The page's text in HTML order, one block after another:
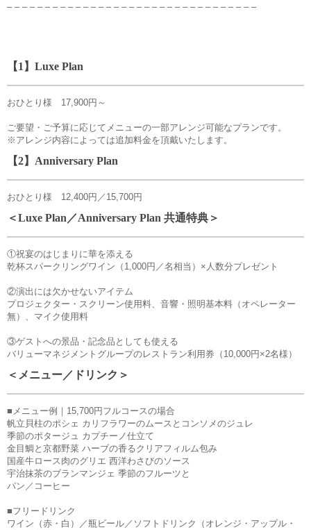
– – – – – – – – – – – – – – – – – – – – – – – – – – – – – – – – –
【1】Luxe Plan
おひとり様 17,900円～
ご要望・ご予算に応じてメニューの一部アレンジ可能なプランです。
※アレンジ内容によっては追加料金を頂戴いたします。
【2】Anniversary Plan
おひとり様 12,400円／15,700円
＜Luxe Plan／Anniversary Plan 共通特典＞
①祝宴のはじまりに華を添える
乾杯スパークリングワイン（1,000円／名相当）×人数分プレゼント
②演出には欠かせないアイテム
プロジェクター・スクリーン使用料、音響・照明基本料（オペレーター
無）、マイク使用料
③ゲストへの景品・記念品としても使える
バリューマネジメントグループのレストラン利用券（10,000円×2名様）
＜メニュー／ドリンク＞
■メニュー例｜15,700円フルコースの場合
帆立貝柱のポシェ カリフラワーのムースとコンソメのジュレ
季節のポタージュ カプチーノ仕立て
金目鯛と京都野菜 ハーブの香るクリアフィルム包み
国産牛ロース肉のグリエ 西洋わさびのソース
宇治抹茶のブランマンジェ 季節のフルーツと
パン／コーヒー
■フリードリンク
ワイン（赤・白）／瓶ビール／ソフトドリンク（オレンジ・アップル・